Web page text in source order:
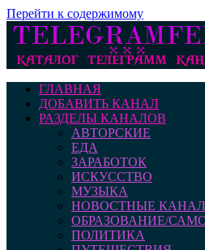
Перейти к содержимому
ГЛАВНАЯ
ДОБАВИТЬ КАНАЛ
РАЗДЕЛЫ КАНАЛОВ
АВТОРСКИЕ
ЕДА
ЗАРАБОТОК
ИСКУССТВО
МУЗЫКА
НОВОСТНЫЕ
ОБРАЗОВАНИЕ/
ПОЛИТИКА